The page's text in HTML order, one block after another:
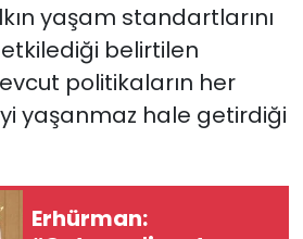
yaşam standartlarını
belirtilen
politikaların her
yaşanmaz hale getirdiği
Erhürman: